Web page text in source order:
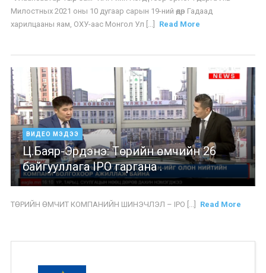
Милостных 2021 оны 10 дугаар сарын 19-ний өдөр Гадаад
харилцааны яам, ОХУ-аас Монгол Ул [...]
Read More
ВИДЕО МЭДЭЭ
Ц.Баяр-Эрдэнэ: Төрийн өмчийн 26
байгууллага IPO гаргана .
ТӨРИЙН ӨМЧИТ КОМПАНИЙН ШИНЭЧЛЭЛ – IPO [...] Read More